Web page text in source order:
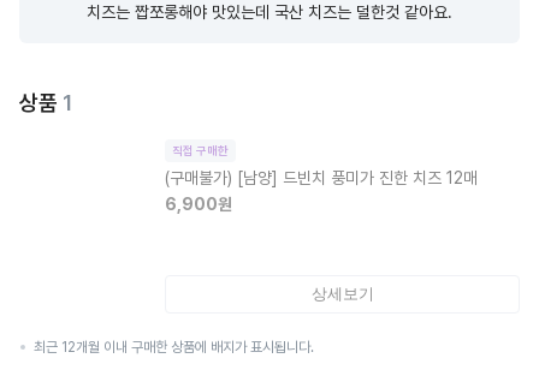
치즈는 짭쪼롱해야 맛있는데 국산 치즈는 덜한것 같아요.
상품 1
직접 구매한
(구매불가) [남양] 드빈치 풍미가 진한 치즈 12매
6,900원
상세보기
최근 12개월 이내 구매한 상품에 배지가 표시됩니다.